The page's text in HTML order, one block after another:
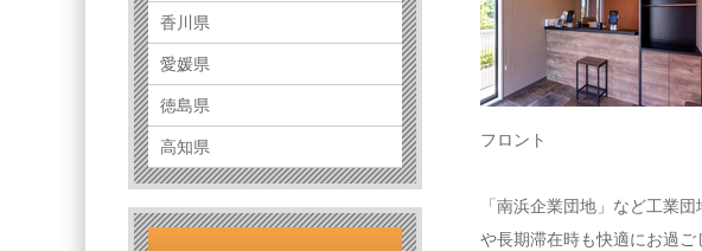
フロント
「南浜企業団地」など工業
や長期滞在時も快適にお過ご
香川県
愛媛県
徳島県
高知県